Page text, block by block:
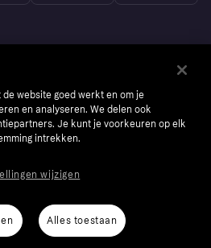
Klarna.com
website goed werkt en om je
en analyseren. We delen ook
Je kunt je voorkeuren op elk
intrekken.
Alles toestaan
wijzigen